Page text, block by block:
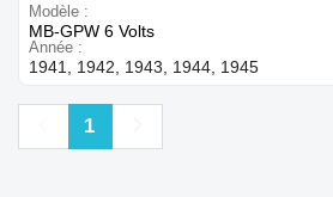
Modèle
MB-GPW 6 Volts
Année
1941, 1942, 1943, 1944, 1945
Précédent
1